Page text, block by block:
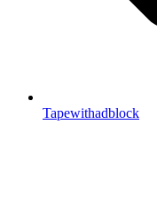
Tapewithadblock